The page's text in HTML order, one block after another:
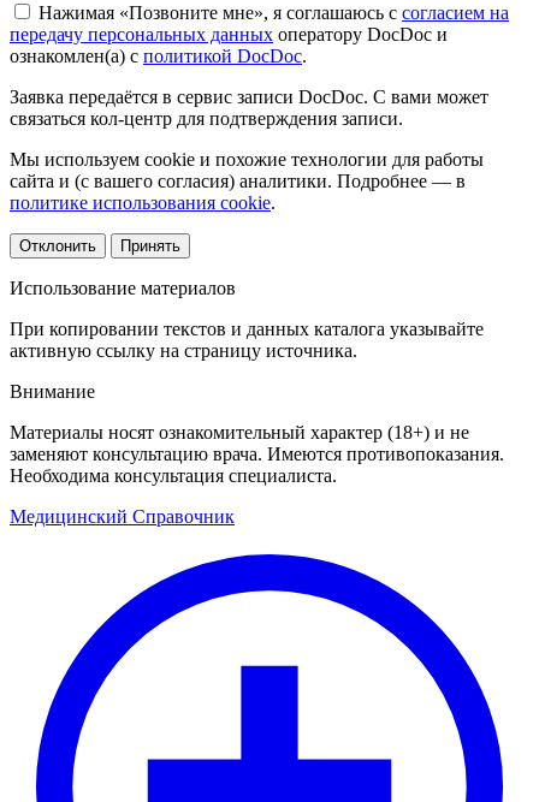
Нажимая «Позвоните мне», я соглашаюсь с согласием на
передачу персональных данных оператору DocDoc и
ознакомлен(а) с политикой DocDoc.
Заявка передаётся в сервис записи DocDoc. С вами может
связаться кол-центр для подтверждения записи.
Мы используем cookie и похожие технологии для работы
сайта и (с вашего согласия) аналитики. Подробнее — в
политике использования cookie.
Отклонить Принять
Использование материалов
При копировании текстов и данных каталога указывайте
активную ссылку на страницу источника.
Внимание
Материалы носят ознакомительный характер (18+) и не
заменяют консультацию врача. Имеются противопоказания.
Необходима консультация специалиста.
Медицинский Справочник